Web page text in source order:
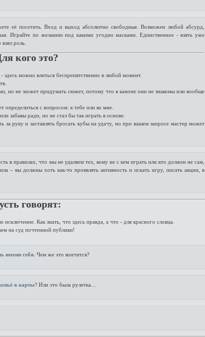
её посетить. Вход и выход абсолютно свободные. Возможен любой абсурд,
Играйте по желанию под какими угодно масками. Единственное - взять уже
роль.
кого это?
здесь можно влиться беспрепятственно в любой момент.
но не может придумать сюжет, потому что в каноне они не знакомы или вообще
с вопросом: к тебе или ко мне.
забавы ради, но не стал бы так играть в основе.
руку и заставлять бросать кубы на удачу, но при вашем запросе мастер может
в правилах, что мы не удаляем тех, кому не с кем играть или кто должен не сам,
– вы должны хоть как-то проявлять активность и искать игру, писать акции, в
говорят:
Как знать, что здесь правда, а что - для красного словца.
на суд почтенной публики!
имени себя. Чем же это кончится?
в карты? Или это была рулетка…